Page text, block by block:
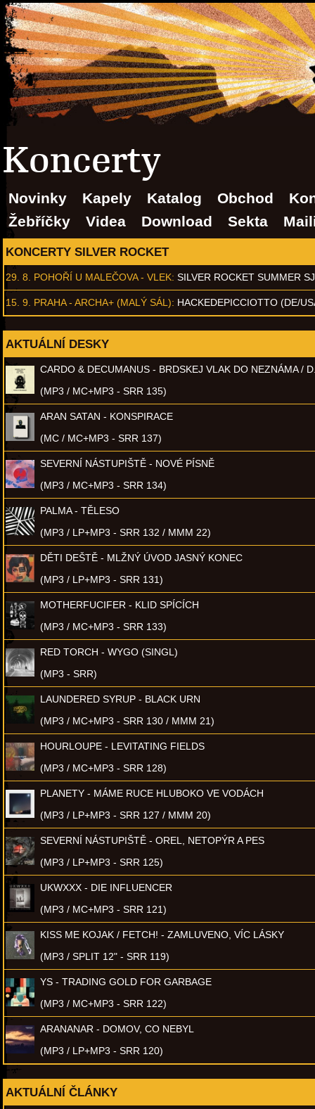
Koncerty
Novinky Kapely Katalog Obchod
Žebříčky
Videa Download Sekta
KONCERTY SILVER ROCKET
29. 8. POHOŘÍ U MALEČOVA - VLEK: SILVER ROCKET SUMMER
15. 9. PRAHA - ARCHA+ (MALÝ SÁL): HACKEDEPICCIOTTO (DE/
AKTUÁLNÍ DESKY
CARDO & DECUMANUS - BRDSKEJ VLAK DO NEZNÁMA /
(MP3 / MC+MP3 - SRR 135)
ARAN SATAN - KONSPIRACE
(MC / MC+MP3 - SRR 137)
SEVERNÍ NÁSTUPIŠTĚ - NOVÉ PÍSNĚ
(MP3 / MC+MP3 - SRR 134)
PALMA - TĚLESO
(MP3 / LP+MP3 - SRR 132 / MMM 22)
DĚTI DEŠTĚ - MLŽNÝ ÚVOD JASNÝ KONEC
(MP3 / LP+MP3 - SRR 131)
MOTHERFUCIFER - KLID SPÍCÍCH
(MP3 / MC+MP3 - SRR 133)
RED TORCH - WYGO (SINGL)
(MP3 - SRR)
LAUNDERED SYRUP - BLACK URN
(MP3 / MC+MP3 - SRR 130 / MMM 21)
HOURLOUPE - LEVITATING FIELDS
(MP3 / MC+MP3 - SRR 128)
PLANETY - MÁME RUCE HLUBOKO VE VODÁCH
(MP3 / LP+MP3 - SRR 127 / MMM 20)
SEVERNÍ NÁSTUPIŠTĚ - OREL, NETOPÝR A PES
(MP3 / LP+MP3 - SRR 125)
UKWXXX - DIE INFLUENCER
(MP3 / MC+MP3 - SRR 121)
KISS ME KOJAK / FETCH! - ZAMLUVENO, VÍC LÁSKY
(MP3 / SPLIT 12" - SRR 119)
YS - TRADING GOLD FOR GARBAGE
(MP3 / MC+MP3 - SRR 122)
ARANANAR - DOMOV, CO NEBYL
(MP3 / LP+MP3 - SRR 120)
AKTUÁLNÍ ČLÁNKY